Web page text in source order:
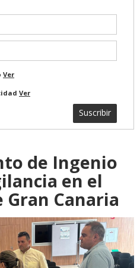
Ver
Ver
Suscribir
de Ingenio
en el
Canaria